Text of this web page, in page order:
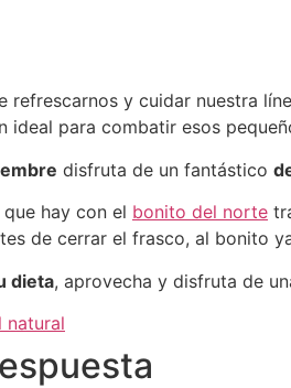
refrescarnos y cuidar nuestra
ideal para combatir esos
disfruta de un fantástico
hay con el bonito del norte
de cerrar el frasco, al bonito
dieta, aprovecha y disfruta de
natural